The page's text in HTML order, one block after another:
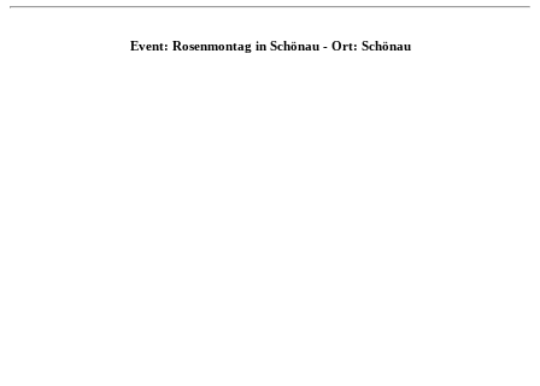
Event: Rosenmontag in Schönau - Ort: Schönau